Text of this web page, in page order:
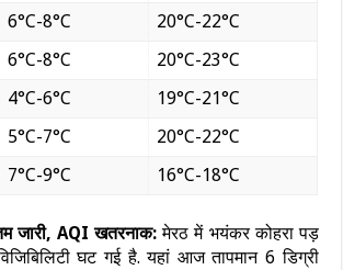
6°C-8°C
20°C-22°C
6°C-8°C
20°C-23°C
4°C-6°C
19°C-21°C
5°C-7°C
20°C-22°C
7°C-9°C 16°C-18°C
जारी, AQI खतरनाक:मेरठ में भयंकर कोहरा पड़
घट गई है. यहां आज तापमान 6 डिग्री